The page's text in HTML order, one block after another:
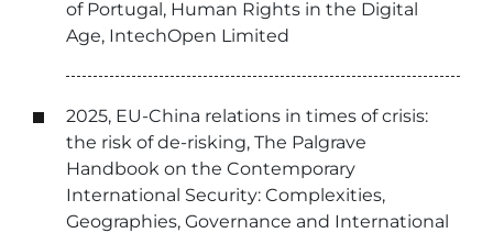
of Portugal, Human Rights in the Digital
Age, IntechOpen Limited
2025, EU-China relations in times of crisis:
the risk of de-risking, The Palgrave
Handbook on the Contemporary
International Security: Complexities,
Geographies, Governance and International